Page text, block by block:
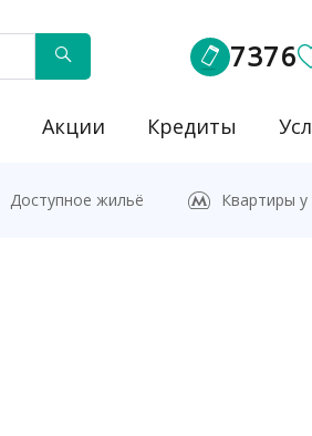
7376
Акции Кредиты
Доступное жильё Квартиры